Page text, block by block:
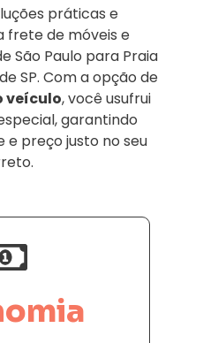
práticas e
frete de móveis e
São Paulo para Praia
SP. Com a opção de
veículo, você usufrui
garantindo
e preço justo no seu